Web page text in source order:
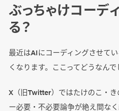
ぶっちゃけコーデ
る？
最近はAIにコーディングさせて
くなります。ここってどうなんで
X（旧Twitter）ではたけのこ・
ー必要・不必要論争が絶え間な